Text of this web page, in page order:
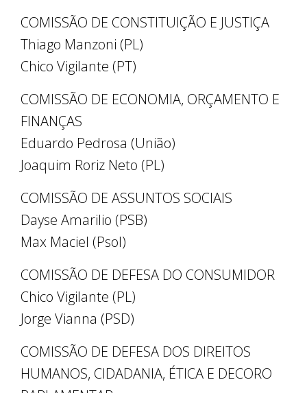
COMISSÃO DE CONSTITUIÇÃO E JUSTIÇA
Thiago Manzoni (PL)
Chico Vigilante (PT)
COMISSÃO DE ECONOMIA, ORÇAMENTO E
FINANÇAS
Eduardo Pedrosa (União)
Joaquim Roriz Neto (PL)
COMISSÃO DE ASSUNTOS SOCIAIS
Dayse Amarilio (PSB)
Max Maciel (Psol)
COMISSÃO DE DEFESA DO CONSUMIDOR
Chico Vigilante (PL)
Jorge Vianna (PSD)
COMISSÃO DE DEFESA DOS DIREITOS
HUMANOS, CIDADANIA, ÉTICA E DECORO